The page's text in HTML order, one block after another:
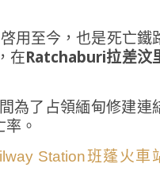
用至今，也是死亡鐵
在Ratchaburi拉差汶
為了占領緬甸修建連
。